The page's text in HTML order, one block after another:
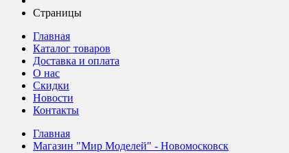
Страницы
Главная
Каталог товаров
Доставка и оплата
О нас
Скидки
Новости
Контакты
Главная
Магазин "Мир Моделей" - Новомосковск